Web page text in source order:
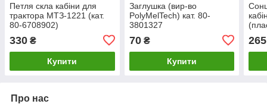
Петля скла кабіни для
трактора МТЗ-1221 (кат.
80-6708902)
330 ₴
Купити
Заглушка (вир-во
PolyMelTech) кат. 80-
3801327
70₴
Купити
265
Про нас